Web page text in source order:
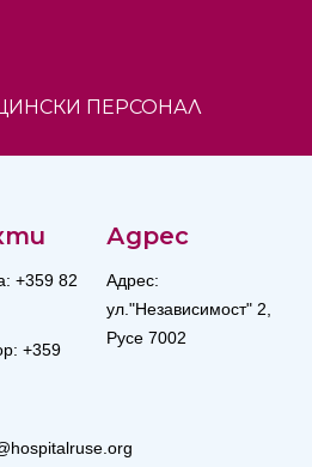
ПЕРСОНАЛ
+359 82
+359
Адрес
Адрес:
ул."Независимост" 2,
Русе 7002